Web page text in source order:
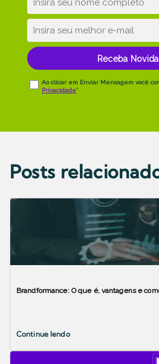
Posts
Brandformance: O que é, vantagens e
Continue lendo